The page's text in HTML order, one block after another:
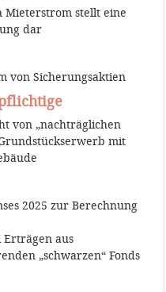
Mieterstrom stellt eine
dar
von Sicherungsaktien
von „nachträglichen
mit
2025 zur Berechnung
Erträgen aus
„schwarzen“ Fonds